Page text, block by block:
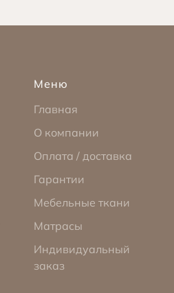
Меню
Главная
О компании
Оплата / доставка
Гарантии
Мебельные ткани
Матрасы
Индивидуальный
заказ